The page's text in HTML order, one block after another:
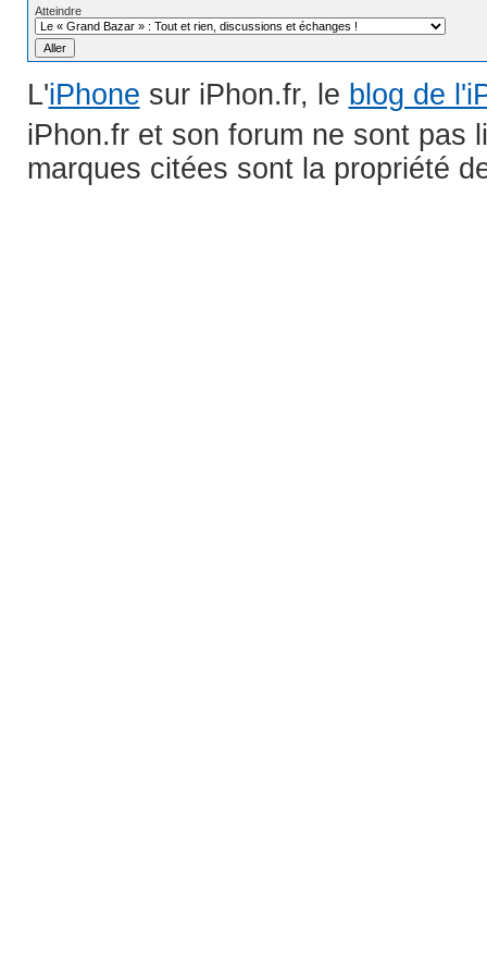
Atteindre
L'iPhone sur iPhon.fr, le blog de
iPhon.fr et son forum ne sont pas
marques citées sont la propriété